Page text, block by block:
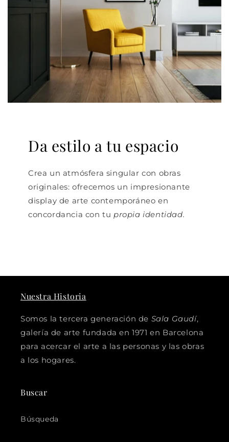
Da estilo a tu espacio
Crea un atmósfera singular con obras
originales: ofrecemos un impresionante
display de arte contemporáneo en
concordancia con tu propia identidad.
Nuestra Historia
Somos la tercera generación de Sala Gaudí,
galería de arte fundada en 1971 en Barcelona
para acercar el arte a las personas y las obras
a los hogares.
Buscar
Búsqueda